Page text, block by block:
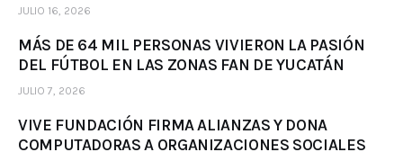
JULIO 16, 2026
MÁS DE 64 MIL PERSONAS VIVIERON LA PASIÓN
DEL FÚTBOL EN LAS ZONAS FAN DE YUCATÁN
JULIO 7, 2026
VIVE FUNDACIÓN FIRMA ALIANZAS Y DONA
COMPUTADORAS A ORGANIZACIONES SOCIALES